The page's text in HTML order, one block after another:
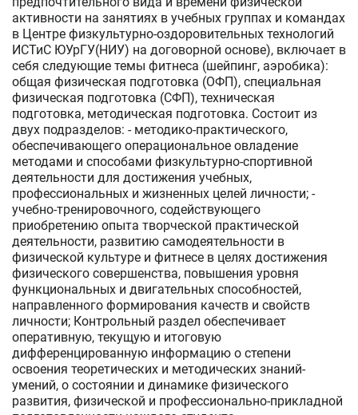
активности на занятиях в учебных группах и командах
в Центре физкультурно-оздоровительных технологий
ИСТиС ЮУрГУ(НИУ) на договорной основе), включает в
себя следующие темы фитнеса (шейпинг, аэробика):
общая физическая подготовка (ОФП), специальная
физическая подготовка (СФП), техническая
подготовка, методическая подготовка. Состоит из
двух подразделов: - методико-практического,
обеспечивающего операциональное овладение
методами и способами физкультурно-спортивной
деятельности для достижения учебных,
профессиональных и жизненных целей личности; -
учебно-тренировочного, содействующего
приобретению опыта творческой практической
деятельности, развитию самодеятельности в
физической культуре и фитнесе в целях достижения
физического совершенства, повышения уровня
функциональных и двигательных способностей,
направленного формирования качеств и свойств
личности; Контрольный раздел обеспечивает
оперативную, текущую и итоговую
дифференцированную информацию о степени
освоения теоретических и методических знаний-
умений, о состоянии и динамике физического
развития, физической и профессионально-прикладной